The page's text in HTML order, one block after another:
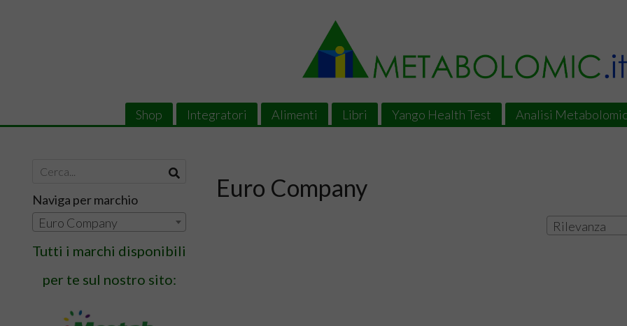
Shop Integratori Alimenti Libri Yango Health Test Analisi
Euro Company
Rilevanza
Naviga per marchio
Euro Company
Tutti i marchi disponibili
per te sul nostro sito: